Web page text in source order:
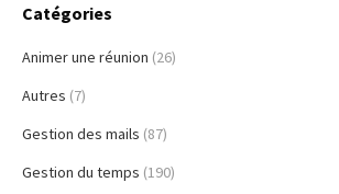
Catégories
Animer une réunion (26)
Autres (7)
Gestion des mails (87)
Gestion du temps (190)